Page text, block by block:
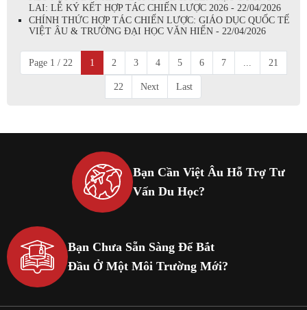
LAI: LỄ KÝ KẾT HỢP TÁC CHIẾN LƯỢC 2026 - 22/04/2026
CHÍNH THỨC HỢP TÁC CHIẾN LƯỢC: GIÁO DỤC QUỐC TẾ
VIỆT ÂU & TRƯỜNG ĐẠI HỌC VĂN HIẾN - 22/04/2026
Page 1 / 22 1 2 3 4 5 6 7 21
22 Next Last
Bạn Cần Việt Âu Hỗ Trợ Tư
Vấn Du Học?
Bạn Chưa Sẵn Sàng Để Bắt
Đầu Ở Một Môi Trường Mới?